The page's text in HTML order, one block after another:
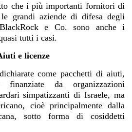
che i più importanti fornitori di
grandi aziende di difesa degli
e Co. sono anche i
tutti i casi.
e licenze
come pacchetti di aiuti,
da organizzazioni
simpatizzanti di Israele, ma
cioè principalmente dalla
sotto forma di cosiddetti